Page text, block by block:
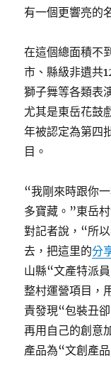
有一個更響亮的
在這個總面積不
市、縣級非遺共
獅子舞等各類表
尤其是東岳花鼓
年被認定為第四
目。
“我剛來時跟你
多寶藏。”東岳
對記者說，“所
去，把這里的分
山縣“文產特派
整村運營項目，
責發現“包裝丑
再用自己的創意
產品為“文創產品